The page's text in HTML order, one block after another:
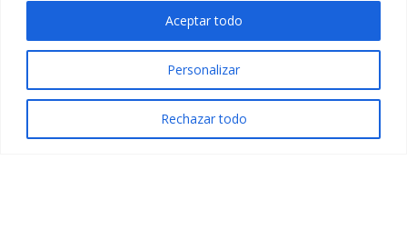
Personalizar
Rechazar todo
Aceptar todo
©Design by:Mustache Creative
Aviso Legal